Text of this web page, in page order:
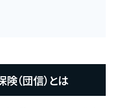
（団信）とは